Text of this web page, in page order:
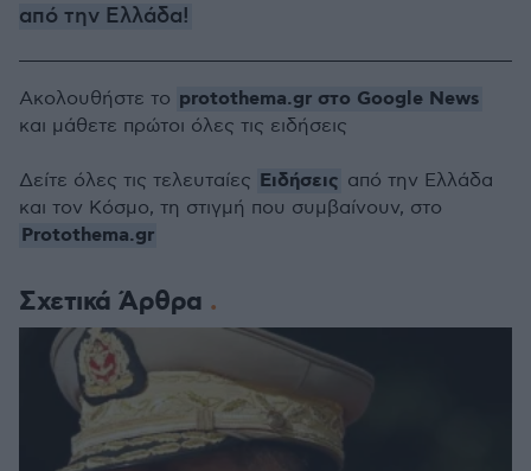
από την Ελλάδα!
Σχετικά Άρθρα
Ακολουθήστε το protothema.gr στο Google News
και μάθετε πρώτοι όλες τις ειδήσεις
Δείτε όλες τις τελευταίες Ειδήσεις από την Ελλάδα
και τον Κόσμο, τη στιγμή που συμβαίνουν, στο
Protothema.gr